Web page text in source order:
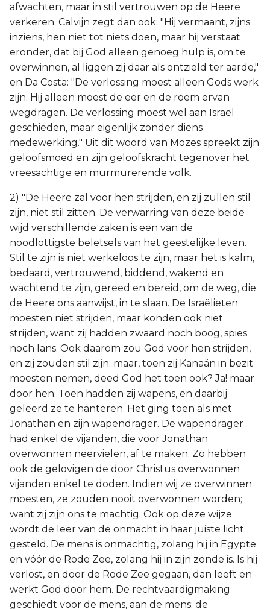
afwachten, maar in stil vertrouwen op de Heere
verkeren. Calvijn zegt dan ook: "Hij vermaant, zijns
inziens, hen niet tot niets doen, maar hij verstaat
eronder, dat bij God alleen genoeg hulp is, om te
overwinnen, al liggen zij daar als ontzield ter aarde,"
en Da Costa: "De verlossing moest alleen Gods werk
zijn. Hij alleen moest de eer en de roem ervan
wegdragen. De verlossing moest wel aan Israël
geschieden, maar eigenlijk zonder diens
medewerking." Uit dit woord van Mozes spreekt zijn
geloofsmoed en zijn geloofskracht tegenover het
vreesachtige en murmurerende volk.
2) "De Heere zal voor hen strijden, en zij zullen stil
zijn, niet stil zitten. De verwarring van deze beide
wijd verschillende zaken is een van de
noodlottigste beletsels van het geestelijke leven.
Stil te zijn is niet werkeloos te zijn, maar het is kalm,
bedaard, vertrouwend, biddend, wakend en
wachtend te zijn, gereed en bereid, om de weg, die
de Heere ons aanwijst, in te slaan. De Israëlieten
moesten niet strijden, maar konden ook niet
strijden, want zij hadden zwaard noch boog, spies
noch lans. Ook daarom zou God voor hen strijden,
en zij zouden stil zijn; maar, toen zij Kanaän in bezit
moesten nemen, deed God het toen ook? Ja! maar
door hen. Toen hadden zij wapens, en daarbij
geleerd ze te hanteren. Het ging toen als met
Jonathan en zijn wapendrager. De wapendrager
had enkel de vijanden, die voor Jonathan
overwonnen neervielen, af te maken. Zo hebben
ook de gelovigen de door Christus overwonnen
vijanden enkel te doden. Indien wij ze overwinnen
moesten, ze zouden nooit overwonnen worden;
want zij zijn ons te machtig. Ook op deze wijze
wordt de leer van de onmacht in haar juiste licht
gesteld. De mens is onmachtig, zolang hij in Egypte
en vóór de Rode Zee, zolang hij in zijn zonde is. Is hij
verlost, en door de Rode Zee gegaan, dan leeft en
werkt God door hem. De rechtvaardigmaking
geschiedt voor de mens, aan de mens; de